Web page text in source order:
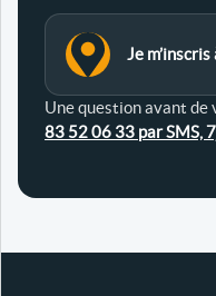
Je
Une question avant de
83 52 06 33 par SMS,